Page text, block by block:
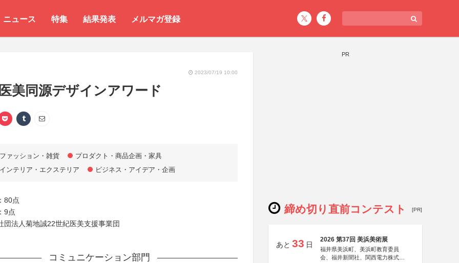
ニュース 特集 結果発表 メルマガ登録
2023/07/19 10:00
美同源デザインアワード
ァッション・雑貨
プロダクト・商品企画・家具
ンテリア・エクステリア
ビジネス・アイデア・企画
80点
9点
団法人菊地誠22世紀医美支援事業団
コミュニケーション部門
PR
締め切り直前コンテスト [PR]
あと 33 日
2026 第37回 美浜美術展
福井県美浜町、美浜町教育委員
会、福井新聞社、関西電力株式会